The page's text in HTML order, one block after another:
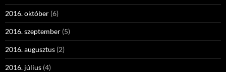
2016. október (6)
2016. szeptember (5)
2016. augusztus (2)
2016. július (4)